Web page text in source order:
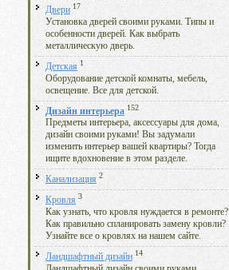
Двери 17
Установка дверей своими руками. Типы и
особенности дверей. Как выбрать
металлическую дверь.
Детская 1
Оборудование детской комнаты, мебель,
освещение. Все для детской.
Дизайн интерьера 152
Предметы интерьера, аксессуары для дома,
дизайн своими руками! Вы задумали
изменить интерьер вашей квартиры? Тогда
ищите вдохновение в этом разделе.
Канализация 2
Кровля 3
Как узнать, что кровля нуждается в ремонте?
Как правильно спланировать замену кровли?
Узнайте все о кровлях на нашем сайте.
Ландшафтный дизайн 14